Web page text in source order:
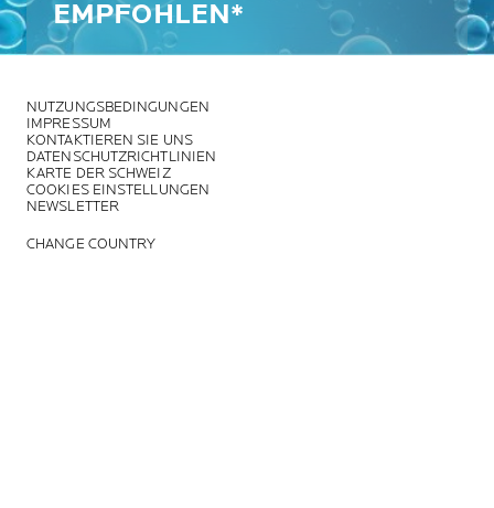
EMPFOHLEN*
NUTZUNGSBEDINGUNGEN
IMPRESSUM
KONTAKTIEREN SIE UNS
DATENSCHUTZRICHTLINIEN
KARTE DER SCHWEIZ
COOKIES EINSTELLUNGEN
NEWSLETTER
CHANGE COUNTRY